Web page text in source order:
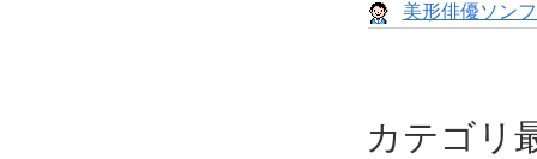
美形俳優ソン
カテゴリ